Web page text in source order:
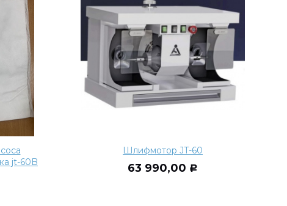
jt-60B
Шлифмотор JT-60
63 990,00 Р